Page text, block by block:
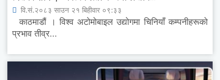
वि.सं.२०८३ साउन २१ बिहीवार ०९:३३
काठमाडौं । विश्व अटोमोबाइल उद्योगमा चिनियाँ कम्पनीहरूको
प्रभाव तीव्र...